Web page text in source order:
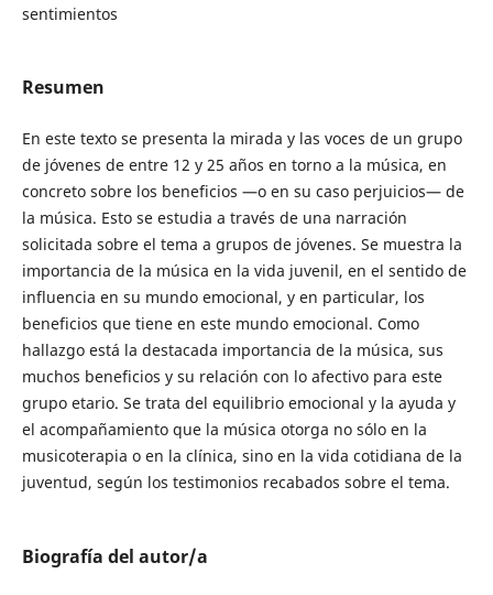
sentimientos
Resumen
En este texto se presenta la mirada y las voces de un grupo
de jóvenes de entre 12 y 25 años en torno a la música, en
concreto sobre los beneficios —o en su caso perjuicios— de
la música. Esto se estudia a través de una narración
solicitada sobre el tema a grupos de jóvenes. Se muestra la
importancia de la música en la vida juvenil, en el sentido de
influencia en su mundo emocional, y en particular, los
beneficios que tiene en este mundo emocional. Como
hallazgo está la destacada importancia de la música, sus
muchos beneficios y su relación con lo afectivo para este
grupo etario. Se trata del equilibrio emocional y la ayuda y
el acompañamiento que la música otorga no sólo en la
musicoterapia o en la clínica, sino en la vida cotidiana de la
juventud, según los testimonios recabados sobre el tema.
Biografía del autor/a